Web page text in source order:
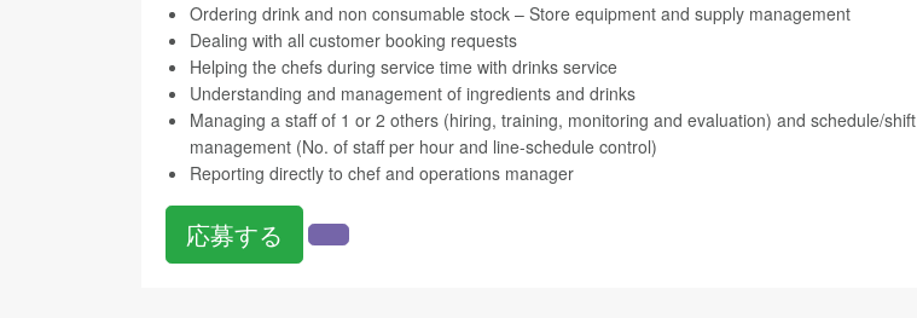
Ordering drink and non consumable stock – Store equipment and supply management
Dealing with all customer booking requests
Helping the chefs during service time with drinks service
Understanding and management of ingredients and drinks
Managing a staff of 1 or 2 others (hiring, training, monitoring and evaluation) and schedule/shift
management (No. of staff per hour and line-schedule control)
Reporting directly to chef and operations manager
応募する